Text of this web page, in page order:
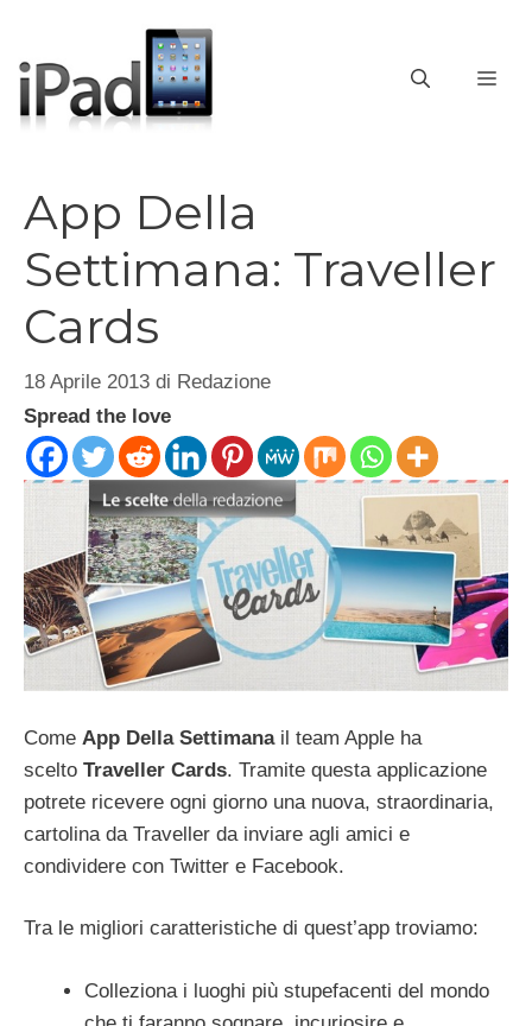
contenuto
App Della
Settimana: Traveller
Cards
18 Aprile 2013 di Redazione
Spread the love
Come App Della Settimanail team Apple ha
scelto Traveller Cards. Tramite questa applicazione
potrete ricevere ogni giorno una nuova, straordinaria,
cartolina da Traveller da inviare agli amici e
condividere con Twitter e Facebook.
Tra le migliori caratteristiche di quest’app troviamo:
Colleziona i luoghi più stupefacenti del mondo